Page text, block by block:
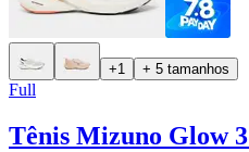
+1 + 5 tamanhos
Full
Tênis Mizuno Glow